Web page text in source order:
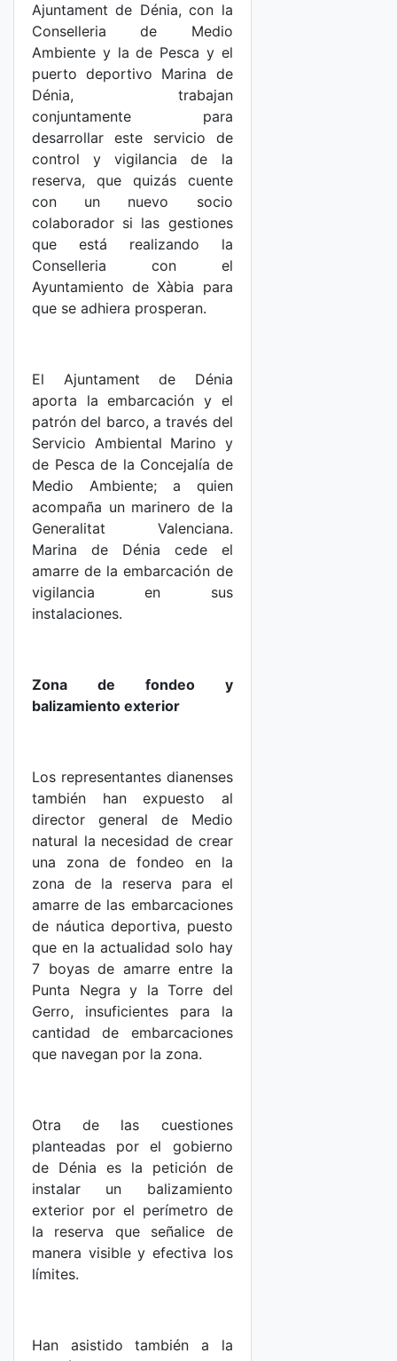
Ajuntament de Dénia, con la
Conselleria de Medio
Ambiente y la de Pesca y el
puerto deportivo Marina de
Dénia, trabajan
conjuntamente para
desarrollar este servicio de
control y vigilancia de la
reserva, que quizás cuente
con un nuevo socio
colaborador si las gestiones
que está realizando la
Conselleria con el
Ayuntamiento de Xàbia para
que se adhiera prosperan.
El Ajuntament de Dénia
aporta la embarcación y el
patrón del barco, a través del
Servicio Ambiental Marino y
de Pesca de la Concejalía de
Medio Ambiente; a quien
acompaña un marinero de la
Generalitat Valenciana.
Marina de Dénia cede el
amarre de la embarcación de
vigilancia en sus
instalaciones.
Zona de fondeo y
balizamiento exterior
Los representantes dianenses
también han expuesto al
director general de Medio
natural la necesidad de crear
una zona de fondeo en la
zona de la reserva para el
amarre de las embarcaciones
de náutica deportiva, puesto
que en la actualidad solo hay
7 boyas de amarre entre la
Punta Negra y la Torre del
Gerro, insuficientes para la
cantidad de embarcaciones
que navegan por la zona.
Otra de las cuestiones
planteadas por el gobierno
de Dénia es la petición de
instalar un balizamiento
exterior por el perímetro de
la reserva que señalice de
manera visible y efectiva los
límites.
Han asistido también a la